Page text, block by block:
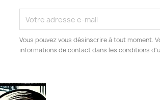
Vous pouvez vous désinscrire à tout moment.
informations de contact dans les conditions